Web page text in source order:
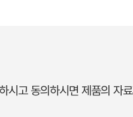
시고 동의하시면 제품의 자